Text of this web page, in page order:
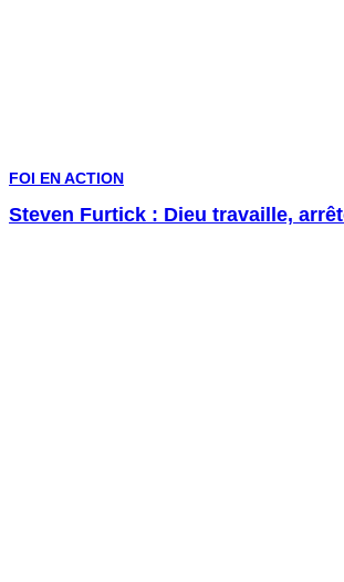
FOI EN ACTION
Steven Furtick : Dieu travaille,